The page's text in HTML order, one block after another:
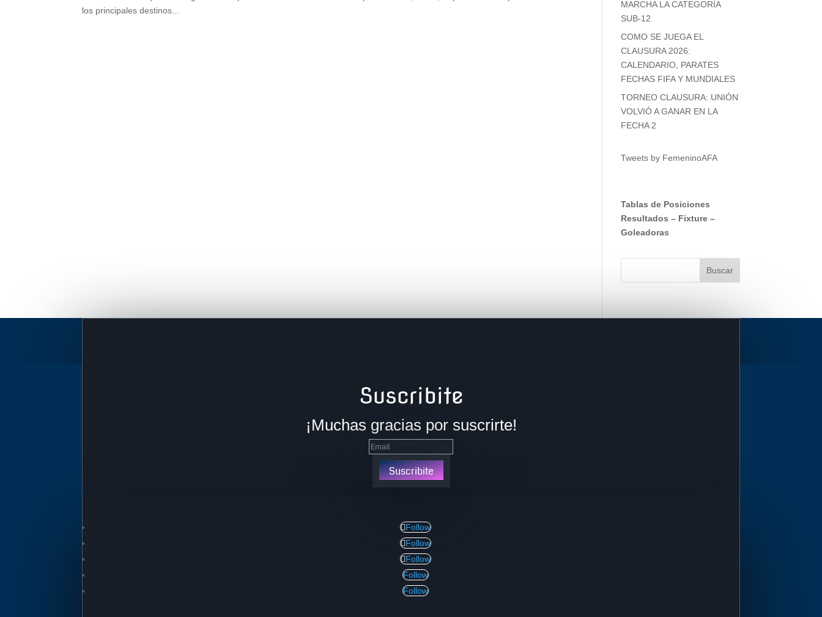
los principales destinos...
MARCHA LA CATEGORÍA
SUB-12
COMO SE JUEGA EL
CLAUSURA 2026:
CALENDARIO, PARATES
FECHAS FIFA Y MUNDIALES
TORNEO CLAUSURA: UNIÓN
VOLVIÓ A GANAR EN LA
FECHA 2
Tweets by FemeninoAFA
Tablas de Posiciones
Resultados – Fixture –
Goleadoras
Suscribite
¡Muchas gracias por suscrirte!
Suscribite
Follow
Follow
Follow
Follow
Follow